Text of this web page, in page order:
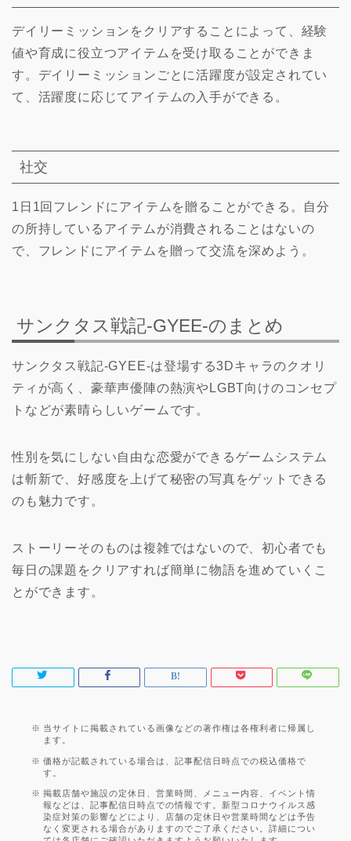
デイリーミッションをクリアすることによって、経験
値や育成に役立つアイテムを受け取ることができま
す。デイリーミッションごとに活躍度が設定されてい
て、活躍度に応じてアイテムの入手ができる。
社交
1日1回フレンドにアイテムを贈ることができる。自分
の所持しているアイテムが消費されることはないの
で、フレンドにアイテムを贈って交流を深めよう。
サンクタス戦記-GYEE-のまとめ
サンクタス戦記-GYEE-は登場する3Dキャラのクオリ
ティが高く、豪華声優陣の熱演やLGBT向けのコンセプ
トなどが素晴らしいゲームです。
性別を気にしない自由な恋愛ができるゲームシステム
は斬新で、好感度を上げて秘密の写真をゲットできる
のも魅力です。
ストーリーそのものは複雑ではないので、初心者でも
毎日の課題をクリアすれば簡単に物語を進めていくこ
とができます。
当サイトに掲載されている画像などの著作権は各権利者に帰属し
ます。
価格が記載されている場合は、記事配信日時点での税込価格で
す。
掲載店舗や施設の定休日、営業時間、メニュー内容、イベント情
報などは、記事配信日時点での情報です。新型コロナウイルス感
染症対策の影響などにより、店舗の定休日や営業時間などは予告
なく変更される場合がありますのでご了承ください。詳細につい